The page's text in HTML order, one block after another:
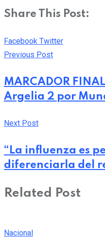
Share This Post:
Facebook TwitterPinterest
Whatsapp
Cloud
StumbleUpon
Print
Share
Previous Post
MARCADOR
Argelia 2 por
Next Post
“La influenza es
diferenciarla del
Related Post
Nacional